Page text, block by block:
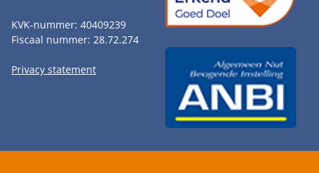
KVK-nummer: 40409239
Fiscaal nummer: 28.72.274
Privacy statement